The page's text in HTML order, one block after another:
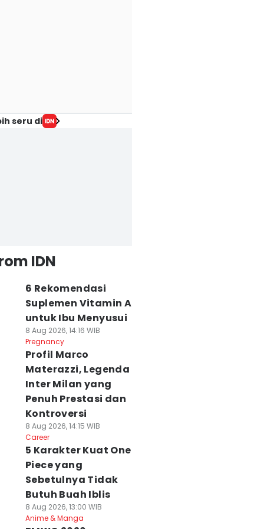
seru di
IDN
6 Rekomendasi
Suplemen Vitamin A
untuk Ibu Menyusui
8 Aug 2026, 14:16 WIB
Pregnancy
Profil Marco
Materazzi, Legenda
Inter Milan yang
Penuh Prestasi dan
Kontroversi
8 Aug 2026, 14:15 WIB
Career
5 Karakter Kuat One
Piece yang
Sebetulnya Tidak
Butuh Buah Iblis
8 Aug 2026, 13:00 WIB
Anime & Manga